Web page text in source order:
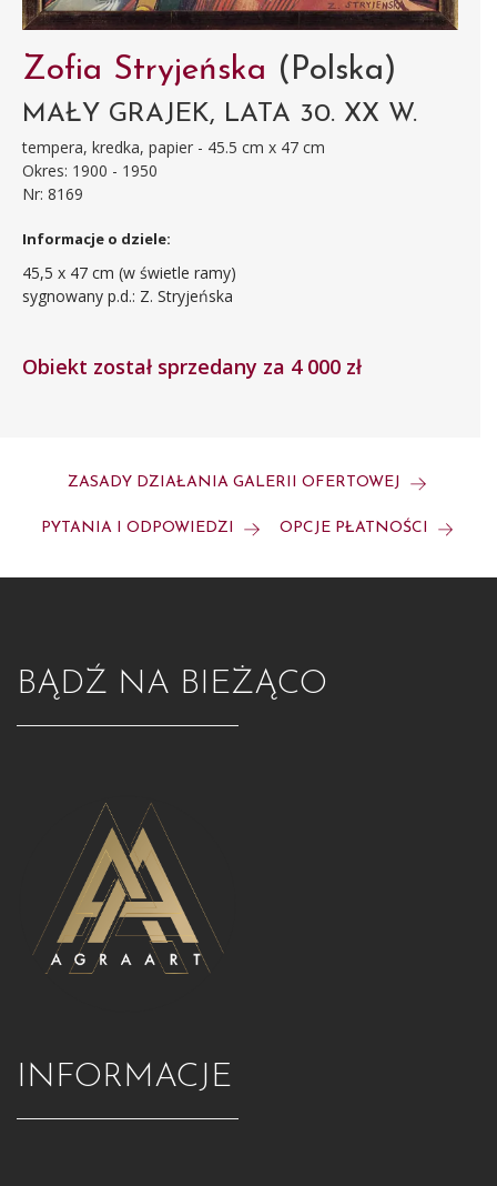
Zofia Stryjeńska (Polska)
MAŁY GRAJEK, LATA 30. XX W.
tempera, kredka, papier - 45.5 cm x 47 cm
Okres: 1900 - 1950
Nr: 8169
Informacje o dziele:
45,5 x 47 cm (w świetle ramy)
sygnowany p.d.: Z. Stryjeńska
Obiekt został sprzedany za 4 000 zł
ZASADY DZIAŁANIA GALERII OFERTOWEJ
PYTANIA I ODPOWIEDZI OPCJE PŁATNOŚCI
BĄDŹ NA BIEŻĄCO
INFORMACJE